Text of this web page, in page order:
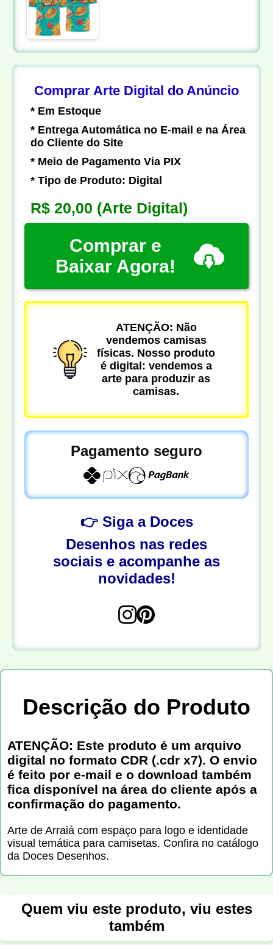
Comprar Arte Digital do Anúncio
* Em Estoque
* Entrega Automática no E-mail e na Área
do Cliente do Site
* Meio de Pagamento Via PIX
* Tipo de Produto: Digital
R$ 20,00 (Arte Digital)
Comprar e
Baixar Agora!
ATENÇÃO: Não
vendemos camisas
físicas. Nosso produto
é digital: vendemos a
arte para produzir as
camisas.
Pagamento seguro
👉 Siga a Doces
Desenhos nas redes
sociais e acompanhe as
novidades!
Descrição do Produto
ATENÇÃO: Este produto é um arquivo
digital no formato CDR (.cdr x7). O envio
é feito por e-mail e o download também
fica disponível na área do cliente após a
confirmação do pagamento.
Arte de Arraiá com espaço para logo e identidade
visual temática para camisetas. Confira no catálogo
da Doces Desenhos.
Quem viu este produto, viu estes
também